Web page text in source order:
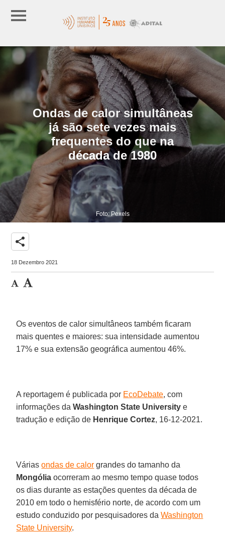
Ondas de calor simultâneas
já são sete vezes mais
frequentes do que na
década de 1980
Foto: Pexels
share
18 Dezembro 2021
Os eventos de calor simultâneos também ficaram
mais quentes e maiores: sua intensidade aumentou
17% e sua extensão geográfica aumentou 46%.
A reportagem é publicada por EcoDebate, com
informações daWashington State University e
tradução e edição de Henrique Cortez, 16-12-2021.
Váriasondas de calor grandes do tamanho da
Mongólia ocorreram ao mesmo tempo quase todos
os dias durante as estações quentes da década de
2010 em todo o hemisfério norte, de acordo com um
estudo conduzido por pesquisadores daWashington
State University.